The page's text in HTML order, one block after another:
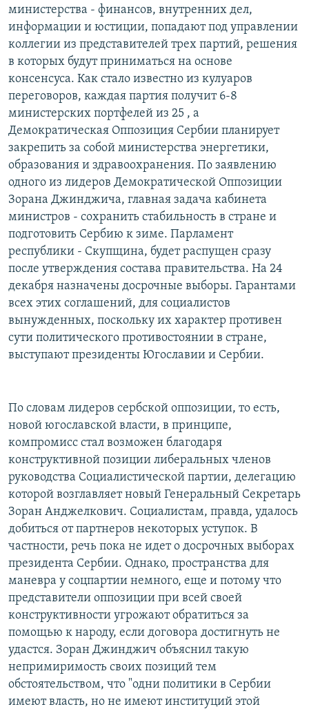
министерства - финансов, внутренних дел,
информации и юстиции, попадают под управлении
коллегии из представителей трех партий, решения
в которых будут приниматься на основе
консенсуса. Как стало известно из кулуаров
переговоров, каждая партия получит 6-8
министерских портфелей из 25 , а
Демократическая Оппозиция Сербии планирует
закрепить за собой министерства энергетики,
образования и здравоохранения. По заявлению
одного из лидеров Демократической Оппозиции
Зорана Джинджича, главная задача кабинета
министров - сохранить стабильность в стране и
подготовить Сербию к зиме. Парламент
республики - Скупщина, будет распущен сразу
после утверждения состава правительства. На 24
декабря назначены досрочные выборы. Гарантами
всех этих соглашений, для социалистов
вынужденных, поскольку их характер противен
сути политического противостоянии в стране,
выступают президенты Югославии и Сербии.
По словам лидеров сербской оппозиции, то есть,
новой югославской власти, в принципе,
компромисс стал возможен благодаря
конструктивной позиции либеральных членов
руководства Социалистической партии, делегацию
которой возглавляет новый Генеральный Секретарь
Зоран Анджелкович. Социалистам, правда, удалось
добиться от партнеров некоторых уступок. В
частности, речь пока не идет о досрочных выборах
президента Сербии. Однако, пространства для
маневра у соцпартии немного, еще и потому что
представители оппозиции при всей своей
конструктивности угрожают обратиться за
помощью к народу, если договора достигнуть не
удастся. Зоран Джинджич объяснил такую
непримиримость своих позиций тем
обстоятельством, что "одни политики в Сербии
имеют власть, но не имеют институций этой